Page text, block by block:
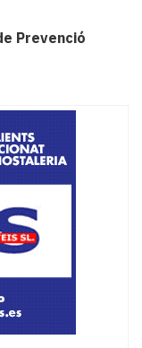
Prevenció